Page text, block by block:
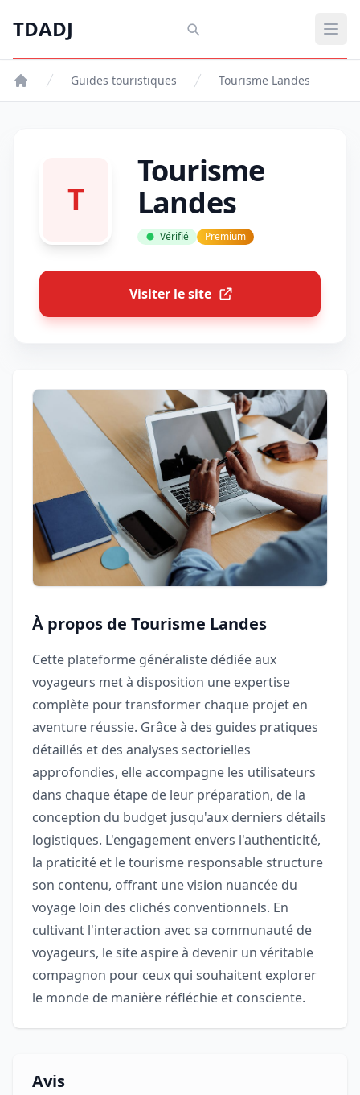
TDADJ
TDADJ
Guides touristiques Tourisme Landes
T
Tourisme
Landes
Vérifié Premium
Visiter le site
À propos de Tourisme Landes
Cette plateforme généraliste dédiée aux
voyageurs met à disposition une expertise
complète pour transformer chaque projet en
aventure réussie. Grâce à des guides pratiques
détaillés et des analyses sectorielles
approfondies, elle accompagne les utilisateurs
dans chaque étape de leur préparation, de la
conception du budget jusqu'aux derniers détails
logistiques. L'engagement envers l'authenticité,
la praticité et le tourisme responsable structure
son contenu, offrant une vision nuancée du
voyage loin des clichés conventionnels. En
cultivant l'interaction avec sa communauté de
voyageurs, le site aspire à devenir un véritable
compagnon pour ceux qui souhaitent explorer
le monde de manière réfléchie et consciente.
Avis